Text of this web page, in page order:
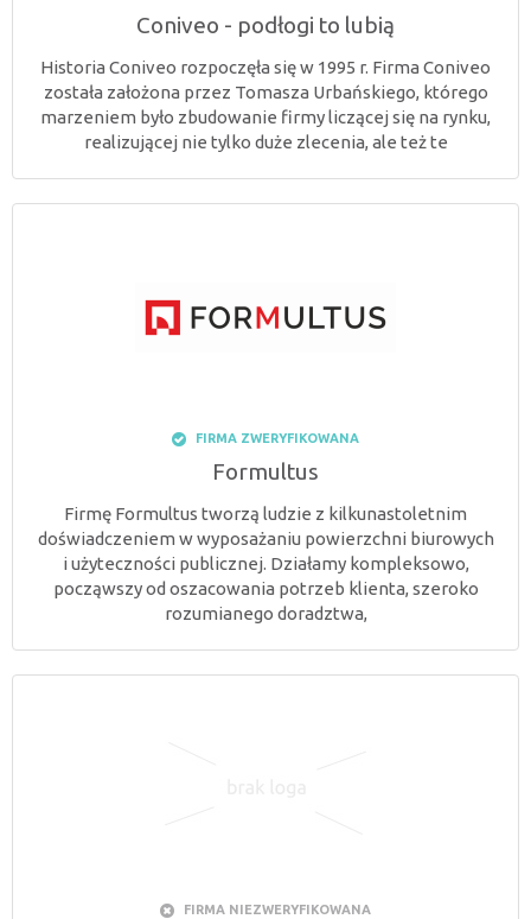
Coniveo - podłogi to lubią
Historia Coniveo rozpoczęła się w 1995 r. Firma Coniveo
została założona przez Tomasza Urbańskiego, którego
marzeniem było zbudowanie firmy liczącej się na rynku,
realizującej nie tylko duże zlecenia, ale też te
FIRMA ZWERYFIKOWANA
Formultus
Firmę Formultus tworzą ludzie z kilkunastoletnim
doświadczeniem w wyposażaniu powierzchni biurowych
i użyteczności publicznej. Działamy kompleksowo,
począwszy od oszacowania potrzeb klienta, szeroko
rozumianego doradztwa,
FIRMA NIEZWERYFIKOWANA